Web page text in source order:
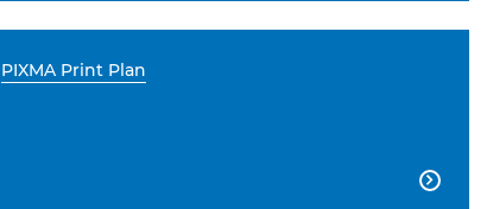
PIXMA Print Plan
